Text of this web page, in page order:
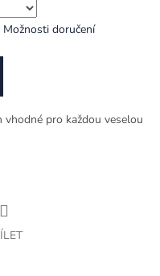
Možnosti doručení
vhodné pro každou veselou